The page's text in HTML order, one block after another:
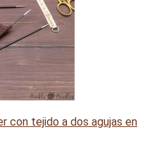
con tejido a dos agujas en